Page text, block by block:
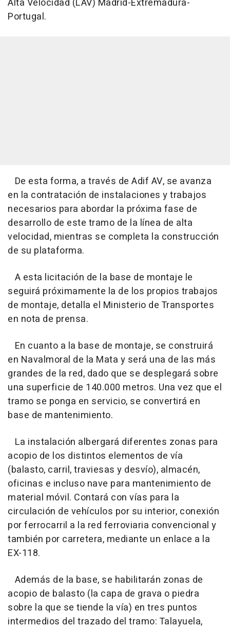
Alta Velocidad (LAV) Madrid-Extremadura-
Portugal.
De esta forma, a través de Adif AV, se avanza
en la contratación de instalaciones y trabajos
necesarios para abordar la próxima fase de
desarrollo de este tramo de la línea de alta
velocidad, mientras se completa la construcción
de su plataforma.
A esta licitación de la base de montaje le
seguirá próximamente la de los propios trabajos
de montaje, detalla el Ministerio de Transportes
en nota de prensa.
En cuanto a la base de montaje, se construirá
en Navalmoral de la Mata y será una de las más
grandes de la red, dado que se desplegará sobre
una superficie de 140.000 metros. Una vez que el
tramo se ponga en servicio, se convertirá en
base de mantenimiento.
La instalación albergará diferentes zonas para
acopio de los distintos elementos de vía
(balasto, carril, traviesas y desvío), almacén,
oficinas e incluso nave para mantenimiento de
material móvil. Contará con vías para la
circulación de vehículos por su interior, conexión
por ferrocarril a la red ferroviaria convencional y
también por carretera, mediante un enlace a la
EX-118.
Además de la base, se habilitarán zonas de
acopio de balasto (la capa de grava o piedra
sobre la que se tiende la vía) en tres puntos
intermedios del trazado del tramo: Talayuela,